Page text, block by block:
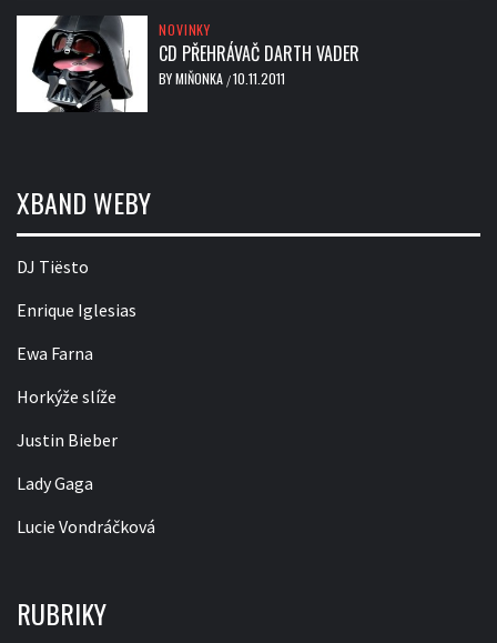
NOVINKY
CD PŘEHRÁVAČ DARTH VADER
BYMIŇONKA /10.11.2011
XBAND WEBY
DJ Tiësto
Enrique Iglesias
Ewa Farna
Horkýže slíže
Justin Bieber
Lady Gaga
Lucie Vondráčková
RUBRIKY